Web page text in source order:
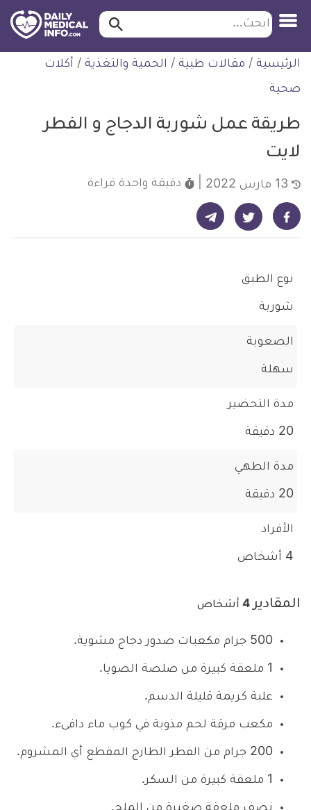
التخطي
للمحتوى
طبية
ابحث ابحث…
الرئيسية / مقالات طبية / الحمية والتغذية / أكلات
صحية
طريقة عمل شوربة الدجاج و الفطر
لايت
دقيقة واحدة قراءة
شارك على فيسبوك - ديلي ميديكال انفو شارك على تويتر - ديلي ميديكال انفو شارك على تيليجرام - ديلي ميديكال انفو
نوع الطبق
شوربة
الصعوبة
سهلة
مدة التحضير
20 دقيقة
مدة الطهي
20 دقيقة
الأفراد
4 أشخاص
المقادير4 أشخاص
500 جرام مكعبات صدور دجاج مشوية.
1 ملعقة كبيرة من صلصة الصويا.
علبة كريمة قليلة الدسم.
مكعب مرقة لحم مذوبة في كوب ماء دافىء.
200 جرام من الفطر الطازج المقطع أي المشروم.
1 ملعقة كبيرة من السكر.